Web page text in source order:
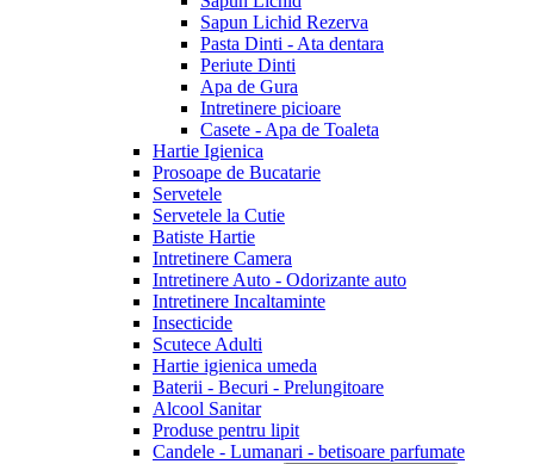
Sapun Lichid Rezerva
Pasta Dinti - Ata dentara
Periute Dinti
Apa de Gura
Intretinere picioare
Casete - Apa de Toaleta
Hartie Igienica
Prosoape de Bucatarie
Servetele
Servetele la Cutie
Batiste Hartie
Intretinere Camera
Intretinere Auto - Odorizante auto
Intretinere Incaltaminte
Insecticide
Scutece Adulti
Hartie igienica umeda
Baterii - Becuri - Prelungitoare
Alcool Sanitar
Produse pentru lipit
Candele - Lumanari - betisoare parfumate